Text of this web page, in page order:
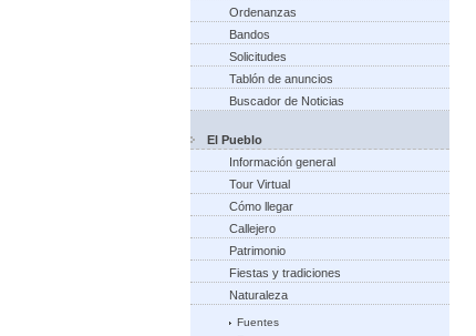
Ordenanzas
Bandos
Solicitudes
Tablón de anuncios
Buscador de Noticias
El Pueblo
Información general
Tour Virtual
Cómo llegar
Callejero
Patrimonio
Fiestas y tradiciones
Naturaleza
Fuentes